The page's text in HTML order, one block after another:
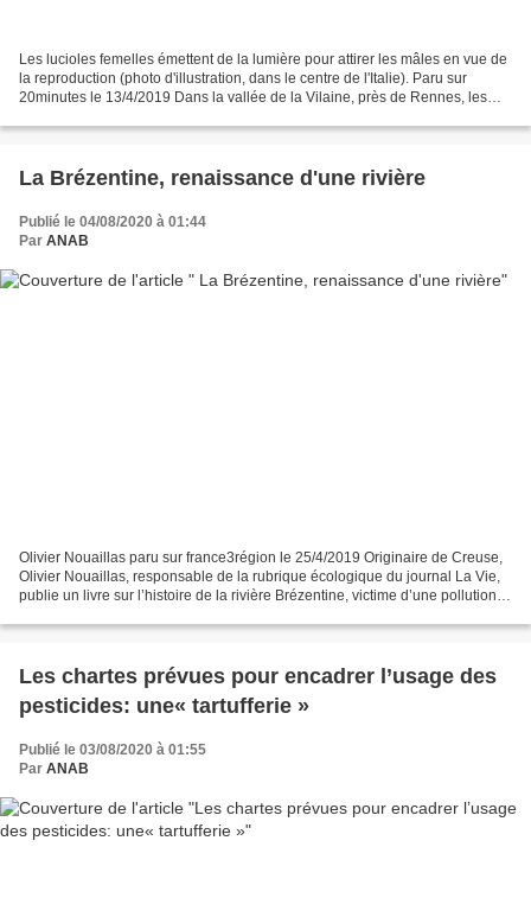
Les lucioles femelles émettent de la lumière pour attirer les mâles en vue de
la reproduction (photo d'illustration, dans le centre de l'Italie). Paru sur
20minutes le 13/4/2019 Dans la vallée de la Vilaine, près de Rennes, les
La Brézentine, renaissance d'une rivière
Publié le 04/08/2020 à 01:44
Par ANAB
Olivier Nouaillas paru sur france3région le 25/4/2019 Originaire de Creuse,
Olivier Nouaillas, responsable de la rubrique écologique du journal La Vie,
publie un livre sur l’histoire de la rivière Brézentine, victime d’une pollution
Les chartes prévues pour encadrer l’usage des
pesticides: une« tartufferie »
Publié le 03/08/2020 à 01:55
Par ANAB